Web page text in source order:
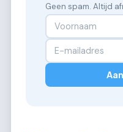
Geen spam. Altijd